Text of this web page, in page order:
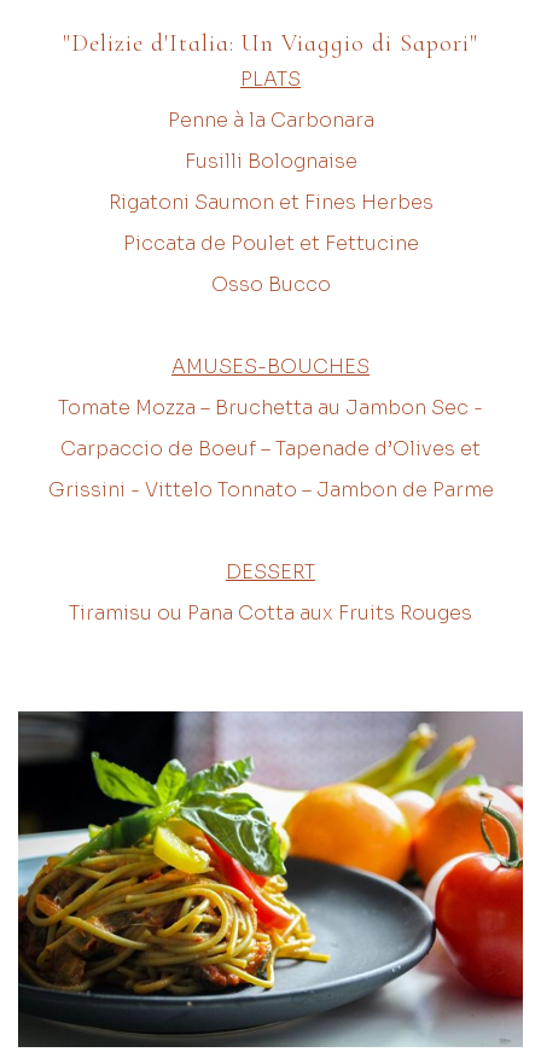
"Delizie d'Italia: Un Viaggio di Sapori"
PLATS
Penne à la Carbonara
Fusilli Bolognaise
Rigatoni Saumon et Fines Herbes
Piccata de Poulet et Fettucine
Osso Bucco
AMUSES-BOUCHES
Tomate Mozza – Bruchetta au Jambon Sec -
Carpaccio de Boeuf – Tapenade d’Olives et
Grissini - Vittelo Tonnato – Jambon de Parme
DESSERT
Tiramisu ou Pana Cotta aux Fruits Rouges